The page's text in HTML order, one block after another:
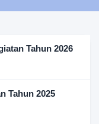
Tahun 2026
Tahun 2025